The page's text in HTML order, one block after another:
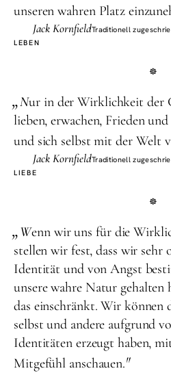
unseren wahren Platz
Jack KornfieldTraditionell
LEBEN
„Nur in der Wirklichkeit der
lieben, erwachen, Frieden
und sich selbst mit der Welt
Jack KornfieldTraditionell
LIEBE
„Wenn wir uns für die
stellen wir fest, dass wir sehr
Identität und von Angst
unsere wahre Natur gehalten
das einschränkt. Wir können
selbst und andere aufgrund
Identitäten erzeugt haben,
Mitgefühl anschauen."